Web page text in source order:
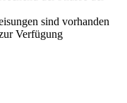
sind vorhanden
Verfügung